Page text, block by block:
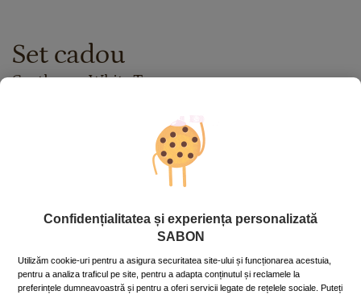
Set cadou
Gentleman White Tea
353.60lei
Dacă aveţi card Royal Passport, vă rugăm să vă
În caz contrar, puteţi obţine unul chiar acum,apăsând aici
ALERTĂ STOC
Confidențialitatea și experiența personalizată
SABON
Utilizăm cookie-uri pentru a asigura securitatea site-ului și funcționarea acestuia,
pentru a analiza traficul pe site, pentru a adapta conținutul și reclamele la
preferințele dumneavoastră și pentru a oferi servicii legate de rețelele sociale. Puteți